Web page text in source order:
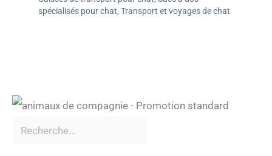
spécialisés pour chat, Transport et voyages de chat